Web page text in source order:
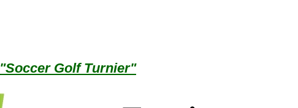
"Soccer Golf Turnier"